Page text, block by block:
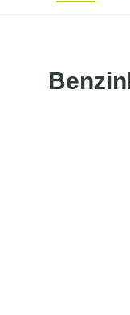
Bildergalerie